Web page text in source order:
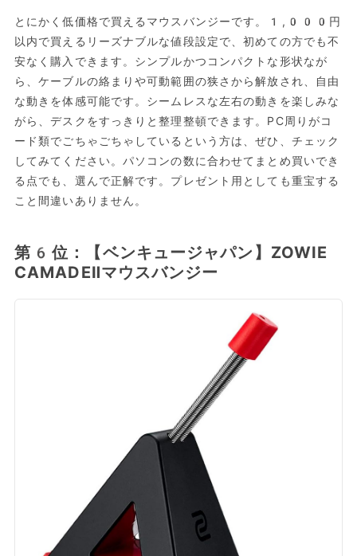
とにかく低価格で買えるマウスバンジーです。1,000円
以内で買えるリーズナブルな値段設定で、初めての方でも不
安なく購入できます。シンプルかつコンパクトな形状なが
ら、ケーブルの絡まりや可動範囲の狭さから解放され、自由
な動きを体感可能です。シームレスな左右の動きを楽しみな
がら、デスクをすっきりと整理整頓できます。PC周りがコ
ード類でごちゃごちゃしているという方は、ぜひ、チェック
してみてください。パソコンの数に合わせてまとめ買いでき
る点でも、選んで正解です。プレゼント用としても重宝する
こと間違いありません。
第6位：【ベンキュージャパン】ZOWIE
CAMADEⅡマウスバンジー